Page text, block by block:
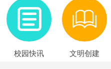
校园快讯 文明创建